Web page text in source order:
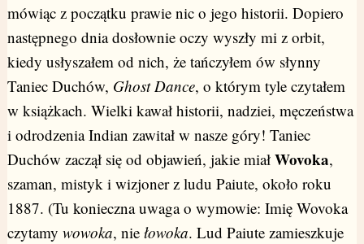
mówiąc z początku prawie nic o jego historii. Dopiero
następnego dnia dosłownie oczy wyszły mi z orbit,
kiedy usłyszałem od nich, że tańczyłem ów słynny
Taniec Duchów, Ghost Dance, o którym tyle czytałem
w książkach. Wielki kawał historii, nadziei, męczeństwa
i odrodzenia Indian zawitał w nasze góry! Taniec
Duchów zaczął się od objawień, jakie miał Wovoka,
szaman, mistyk i wizjoner z ludu Paiute, około roku
1887. (Tu konieczna uwaga o wymowie: Imię Wovoka
czytamy wowoka, nie łowoka. Lud Paiute zamieszkuje